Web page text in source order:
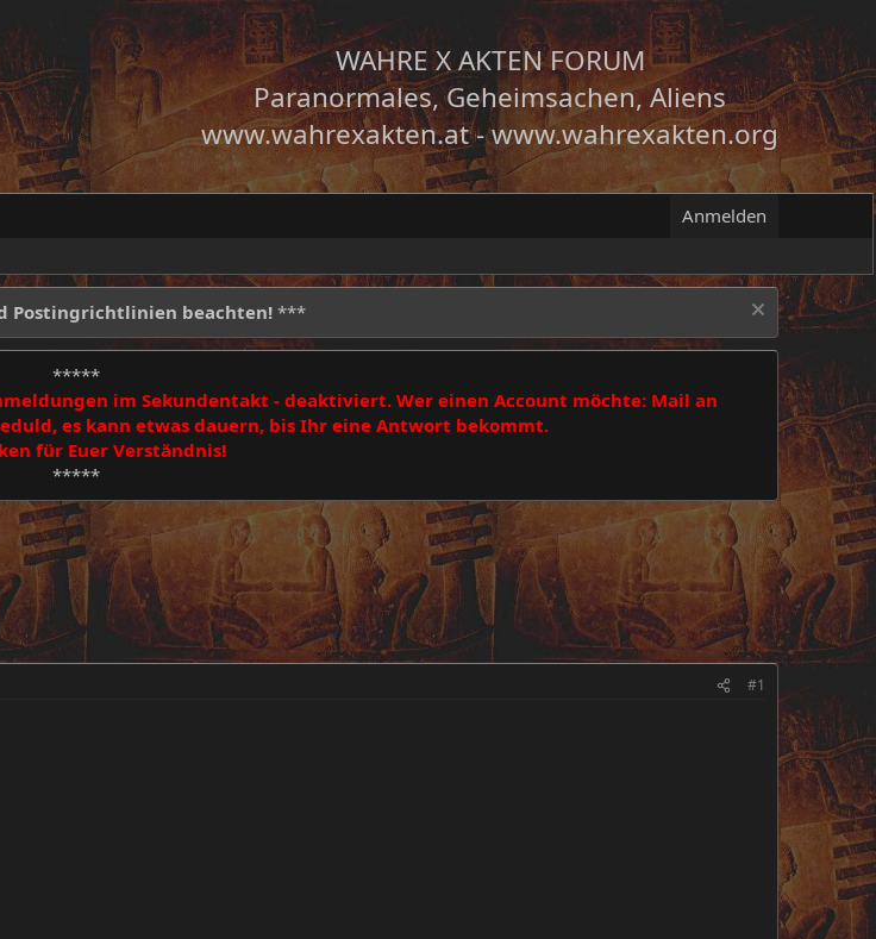
WAHRE X AKTEN FORUM
Paranormales, Geheimsachen, Aliens
www.wahrexakten.at-www.wahrexakten.org
Anmelden
Postingrichtlinien beachten! ***
*****
im Sekundentakt - deaktiviert. Wer einen Account möchte: Mail an
es kann etwas dauern, bis Ihr eine Antwort bekommt.
für Euer Verständnis!
*****
#1